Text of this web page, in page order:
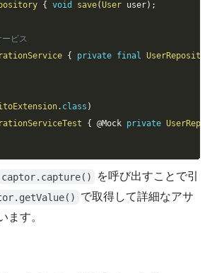
{ void save(User user) ;
ビス
{ private final
. class )
{ @Mock private
captor.capture()
を呼び出すことで引
で取得して詳細なアサ
ます。